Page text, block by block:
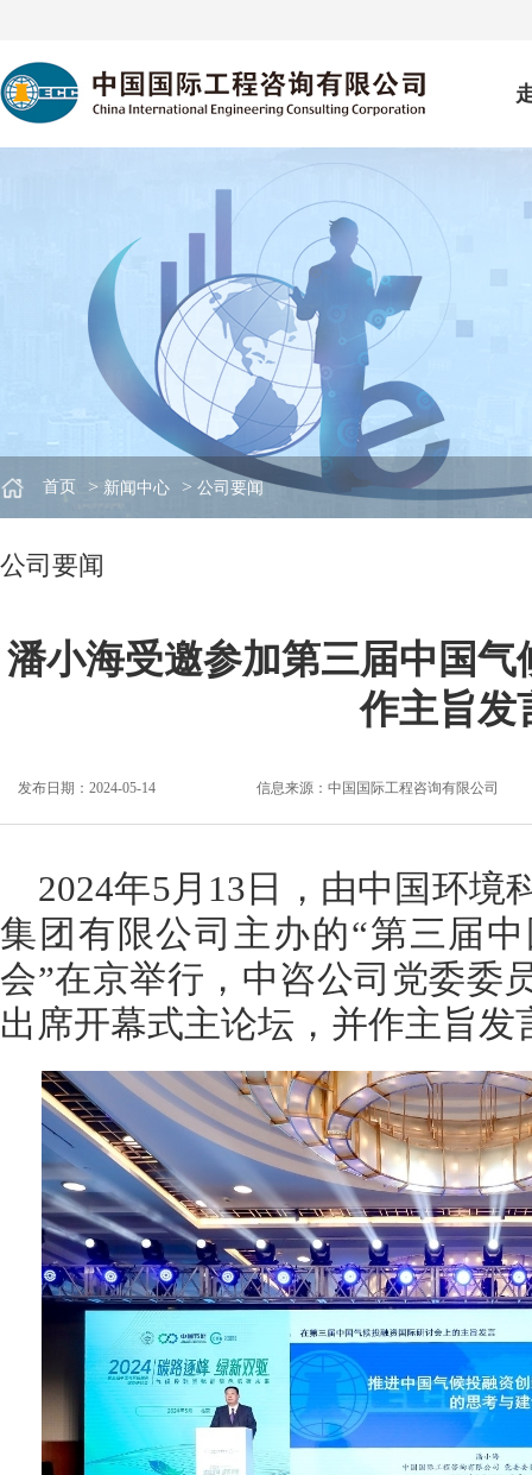
首页 > 新闻中心 > 公司要闻
公司要闻
潘小海受邀参加第三届中国
作主旨发
发布日期：2024-05-14 信息来源： 中国国际工程咨询有限公司
2024年5月13日，由中国环境
集团有限公司主办的“第三届
会”在京举行，中咨公司党委委
出席开幕式主论坛，并作主旨发